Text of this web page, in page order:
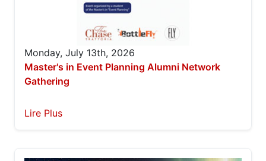
Monday, July 13th, 2026
Master's in Event Planning Alumni Network
Gathering
Lire Plus